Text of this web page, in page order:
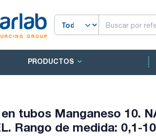
PRODUCTOS
tubos Manganeso 10.
Rango de medida: 0,1-